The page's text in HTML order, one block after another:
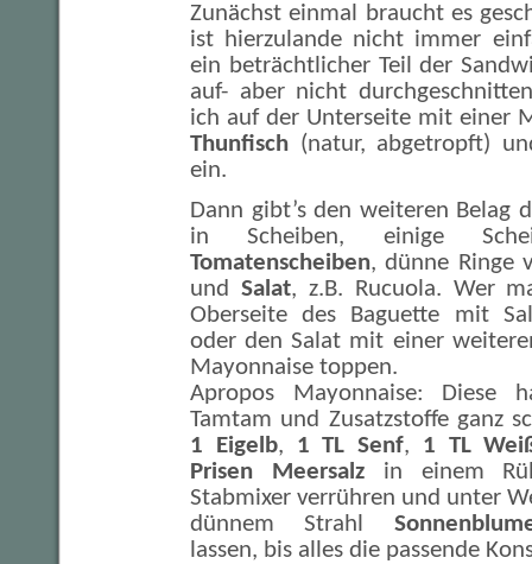
Zunächst einmal braucht es
ist hierzulande nicht immer
ein beträchtlicher Teil der
auf- aber nicht
ich auf der Unterseite mit einer
Thunfisch (natur, abgetropft)
ein.
Dann gibt’s den weiteren Belag
in Scheiben, einige
Tomatenscheiben, dünne Ringe
und Salat, z.B. Rucuola. Wer
Oberseite des Baguette mit
oder den Salat mit einer
Mayonnaise toppen.
Apropos Mayonnaise: Diese
Tamtam und Zusatzstoffe ganz
1 Eigelb, 1 TL Senf, 1 TL
Prisen Meersalzin einem
Stabmixer verrühren und unter
dünnem Strahl
lassen, bis alles die passende